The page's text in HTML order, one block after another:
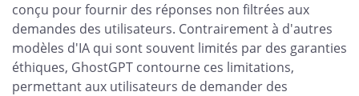
conçu pour fournir des réponses non filtrées aux
demandes des utilisateurs. Contrairement à d'autres
modèles d'IA qui sont souvent limités par des garanties
éthiques, GhostGPT contourne ces limitations,
permettant aux utilisateurs de demander des